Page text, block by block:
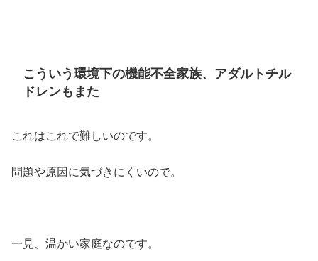
こういう環境下の機能不全家族、アダルトチル
ドレンもまた
これはこれで難しいのです。
問題や原因に気づきにくいので。
一見、温かい家庭なのです。